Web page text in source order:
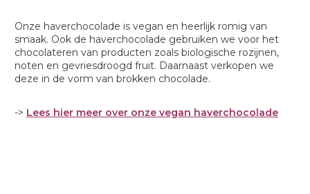
Onze haverchocolade is vegan en heerlijk romig van
smaak. Ook de haverchocolade gebruiken we voor het
chocolateren van producten zoals biologische rozijnen,
noten en gevriesdroogd fruit. Daarnaast verkopen we
deze in de vorm van brokken chocolade.
-> Lees hier meer over onze vegan haverchocolade